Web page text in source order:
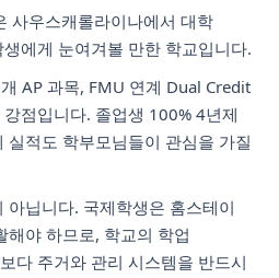
사우스캐롤라이나에서 대학
에게 눈여겨볼 만한 학교입니다.
AP 과목, FMU 연계 Dual Credit
점입니다. 졸업생 100% 4년제
적도 학부모님들이 관심을 가질
아닙니다. 국제학생은 홈스테이
해야 하므로, 학교의 학업
다 주거와 관리 시스템을 반드시